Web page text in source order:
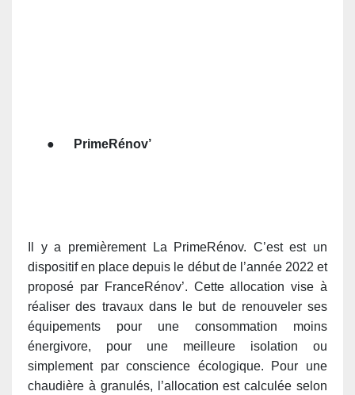
● PrimeRénov’
Il y a premièrement La PrimeRénov. C’est est un
dispositif en place depuis le début de l’année 2022 et
proposé par FranceRénov’. Cette allocation vise à
réaliser des travaux dans le but de renouveler ses
équipements pour une consommation moins
énergivore, pour une meilleure isolation ou
simplement par conscience écologique. Pour une
chaudière à granulés, l’allocation est calculée selon